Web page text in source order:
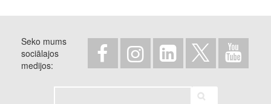
Seko mums
sociālajos
medijos